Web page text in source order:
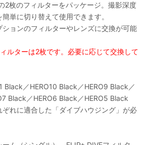
2枚のフィルターをパッケージ。撮影深度
単に切り替えて使用できます。
ョンのフィルターやレンズに交換が可能
ルターは2枚です。必要に応じて交換して
Black／HERO10 Black／HERO9 Black／
Black／HERO6 Black／HERO5 Black
ぞれに適合した「ダイブハウジング」が必